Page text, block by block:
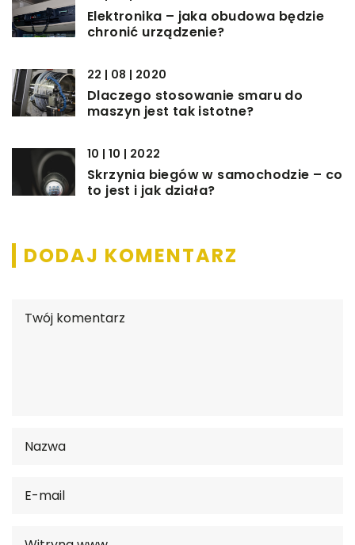
Elektronika – jaka obudowa będzie
chronić urządzenie?
22 | 08 | 2020
Dlaczego stosowanie smaru do
maszyn jest tak istotne?
10 | 10 | 2022
Skrzynia biegów w samochodzie – co
to jest i jak działa?
DODAJ KOMENTARZ